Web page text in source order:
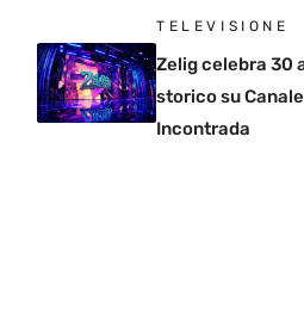
TELEVISIONE
Zelig celebra 30
storico su
Incontrada